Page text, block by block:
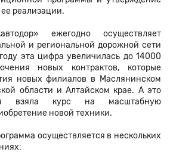
реализации.
ежегодно осуществляет
и региональной дорожной сети
эта цифра увеличилась до 14000
новых контрактов, которые
новых филиалов в Маслянинском
области и Алтайском крае. А это
взяла курс на масштабную
новой техники.
осуществляется в нескольких